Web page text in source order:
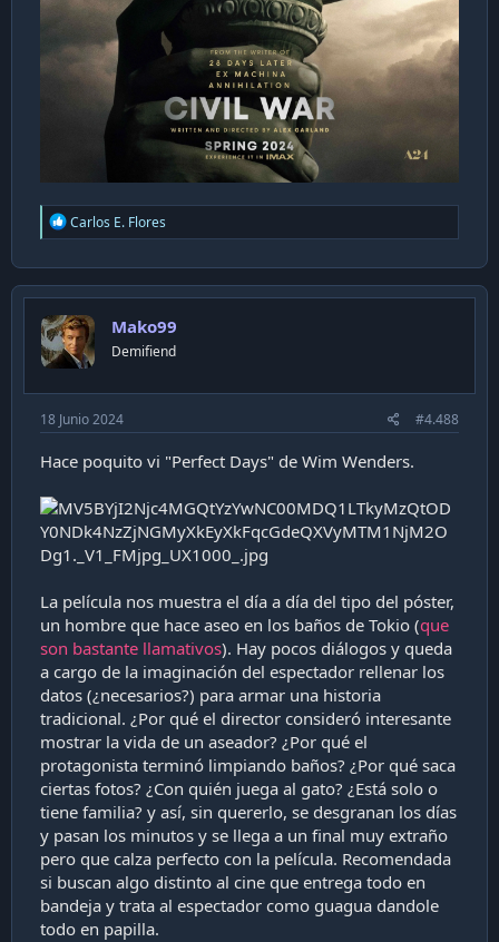
R
e
c
t
o
n
s
Carlos E. Flores
Mako99
Demifiend
18 Junio 2024 #4.488
Hace poquito vi "Perfect Days" de Wim Wenders.
La película nos muestra el día a día del tipo del póster,
un hombre que hace aseo en los baños de Tokio (que
son bastante llamativos). Hay pocos diálogos y queda
a cargo de la imaginación del espectador rellenar los
datos (¿necesarios?) para armar una historia
tradicional. ¿Por qué el director consideró interesante
mostrar la vida de un aseador? ¿Por qué el
protagonista terminó limpiando baños? ¿Por qué saca
ciertas fotos? ¿Con quién juega al gato? ¿Está solo o
tiene familia? y así, sin quererlo, se desgranan los días
y pasan los minutos y se llega a un final muy extraño
pero que calza perfecto con la película. Recomendada
si buscan algo distinto al cine que entrega todo en
bandeja y trata al espectador como guagua dandole
todo en papilla.